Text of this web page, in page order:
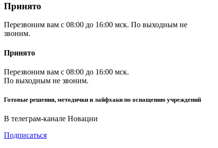
Принято
Перезвоним вам с 08:00 до 16:00 мск. По выходным не
звоним.
Принято
Перезвоним вам с 08:00 до 16:00 мск.
По выходным не звоним.
Готовые решения, методички и лайфхаки по оснащению учреждений
В телеграм-канале Новации
Подписаться